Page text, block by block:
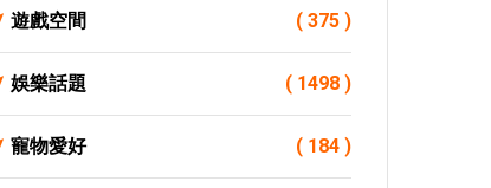
遊戲空間 ( 375 )
娛樂話題 ( 1498 )
寵物愛好 ( 184 )